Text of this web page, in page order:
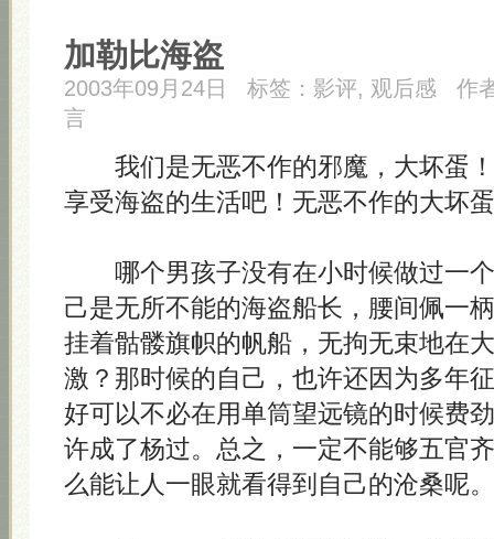
加勒比海盗
2003年09月24日 标签： 影评, 观后感
作
言
我们是无恶不作的邪魔，大坏蛋！
享受海盗的生活吧！无恶不作的大坏
哪个男孩子没有在小时候做过一个
己是无所不能的海盗船长，腰间佩一
挂着骷髅旗帜的帆船，无拘无束地在
激？那时候的自己，也许还因为多年
好可以不必在用单筒望远镜的时候费
许成了杨过。总之，一定不能够五官
么能让人一眼就看得到自己的沧桑呢。